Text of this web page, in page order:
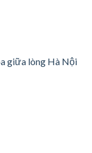
giữa lòng Hà Nội